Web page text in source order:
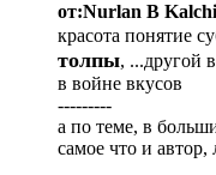
от:Nurlan B
красота понятие
толпы, ...другой
в войне вкусов
---------
а по теме, в
самое что и автор,